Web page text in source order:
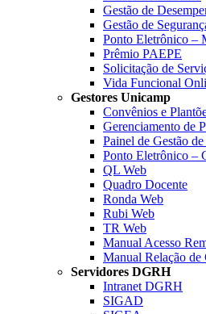
Gestão de
Gestão de
Ponto Eletrônico –
Prêmio PAEPE
Solicitação de
Vida Funcional
Gestores Unicamp
Convênios e
Gerenciamento de
Painel de Gestão
Ponto Eletrônico –
QL Web
Quadro Docente
Ronda Web
Rubi Web
TR Web
Manual Acesso
Manual Relação de
Servidores DGRH
Intranet DGRH
SIGAD